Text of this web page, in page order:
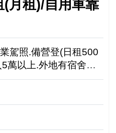
(月租)/自用車靠
駕照.備營登(日租500
萬以上.外地有宿舍可